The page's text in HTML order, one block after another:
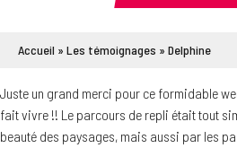
Accueil » Les témoignages » Delphine
Juste un grand merci pour ce formidable
fait vivre !! Le parcours de repli était tout
beauté des paysages, mais aussi par les